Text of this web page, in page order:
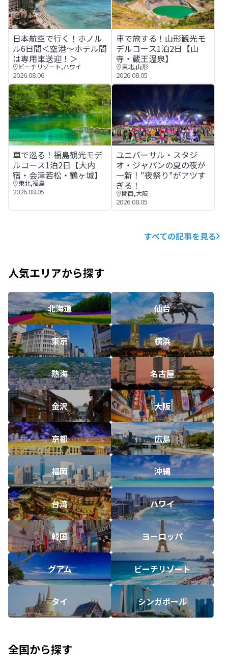
日本航空で行く！ホノルル6日間＜空港～ホテル間は専用車
日本航空で行く！ホノル
ル6日間＜空港～ホテル間
は専用車送迎！＞
ビーチリゾート,ハワイ
2026.08.06
車で旅する！山形観光モデル
車で旅する！山形観光モ
デルコース1泊2日【山
寺・蔵王温泉】
東北,山形
2026.08.05
車で巡る！福島観光モデルコース1泊2日【大内宿・会津若
車で巡る！福島観光モデ
ルコース1泊2日【大内
宿・会津若松・鶴ヶ城】
東北,福島
2026.08.05
ユニバーサル・スタジオ・ジ
ユニバーサル・スタジ
オ・ジャパンの夏の夜が
一新！"夜祭り"がアツす
ぎる！
関西,大阪
2026.08.05
すべての記事を見る
人気エリアから探す
北海道 仙台
東京 横浜
熱海 名古屋
金沢 大阪
京都 広島
福岡 沖縄
台湾 ハワイ
韓国 ヨーロッパ
グアム ビーチリゾート
タイ シンガポール
全国から探す